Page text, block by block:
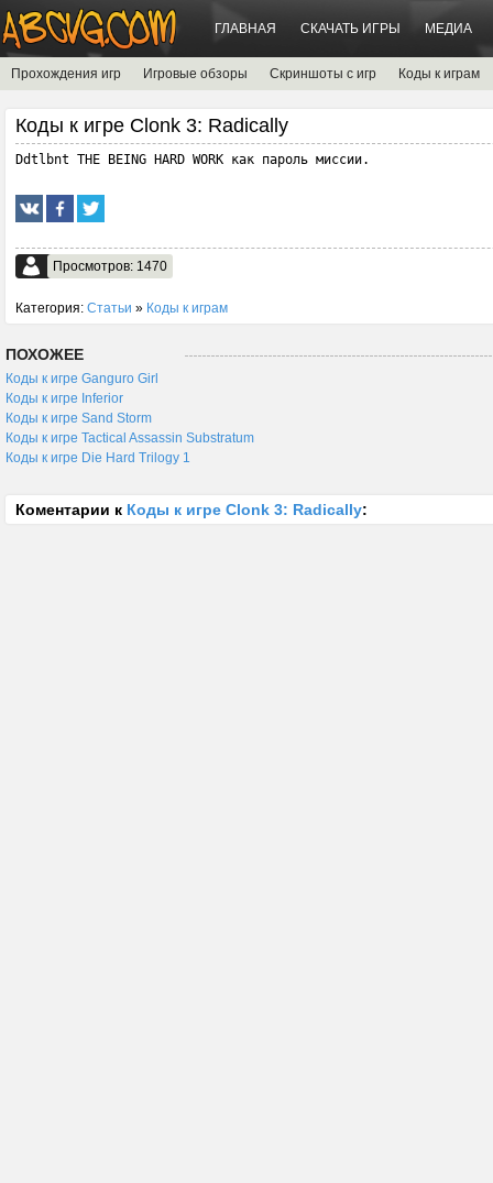
ГЛАВНАЯ СКАЧАТЬ ИГРЫ МЕДИА
Прохождения игр Игровые обзоры Скриншоты с игр Коды к играм
Коды к игре Clonk 3: Radically
Ddtlbnt THE BEING HARD WORK как пароль миссии.
Просмотров: 1470
Категория: Статьи » Коды к играм
ПОХОЖЕЕ
Коды к игре Ganguro Girl
Коды к игре Inferior
Коды к игре Sand Storm
Коды к игре Tactical Assassin Substratum
Коды к игре Die Hard Trilogy 1
Коментарии к Коды к игре Clonk 3: Radically: